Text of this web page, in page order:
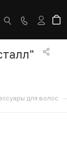
для волос